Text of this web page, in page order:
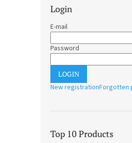
Login
E-mail
Password
LOGIN
New registrationForgotten
Top 10 Products